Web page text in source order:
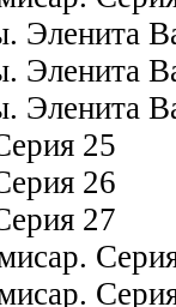
Эленита
Эленита
Эленита
25
26
27